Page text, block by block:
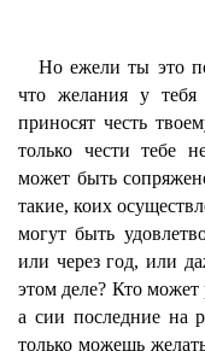
Но ежели ты это
что желания у тебя
приносят честь
только чести тебе
может быть
такие, коих
могут быть
или через год, или
этом деле? Кто может
а сии последние
только можешь